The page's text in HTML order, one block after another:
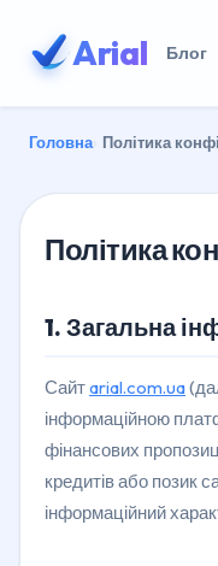
Arial Блог
Головна Політика
Політика
1. Загальна
Сайтarial.com.ua
інформаційною
фінансових
кредитів або позик
інформаційний